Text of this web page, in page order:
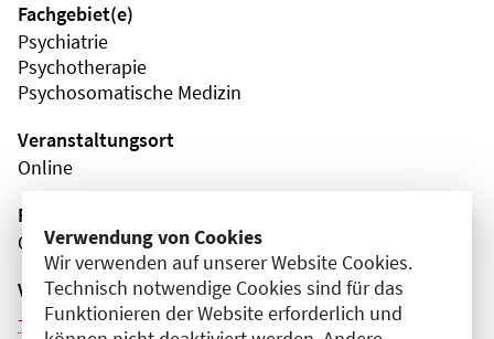
Verwendung von Cookies
Wir verwenden auf unserer Website Cookies.
Technisch notwendige Cookies sind für das
Funktionieren der Website erforderlich und
Fachgebiet(e)
Psychiatrie
Psychotherapie
Psychosomatische Medizin
Veranstaltungsort
Online
Fortbildungsformat
Online
Veranstaltungsreihe
Weitere Veranstaltungen dieser Reihe (8)